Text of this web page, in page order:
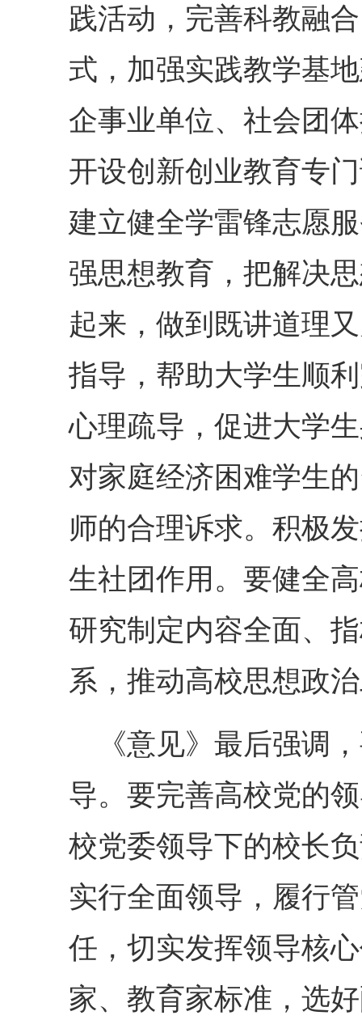
践活动，完善科教融
式，加强实践教学基
企事业单位、社会团
开设创新创业教育专
建立健全学雷锋志愿
强思想教育，把解决
起来，做到既讲道理
指导，帮助大学生顺
心理疏导，促进大学
对家庭经济困难学生
师的合理诉求。积极
生社团作用。要健全
研究制定内容全面、
系，推动高校思想政
《意见》最后强调
导。要完善高校党的
校党委领导下的校长
实行全面领导，履行
任，切实发挥领导核
家、教育家标准，选